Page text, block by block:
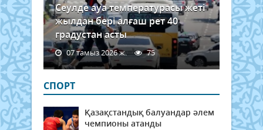
Сеулде ауа температурасы жеті
жылдан бері алғаш рет 40
градустан асты
07 тамыз 2026 ж. 75
СПОРТ
Қазақстандық балуандар әлем
чемпионы атанды